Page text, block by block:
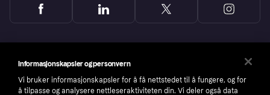
Informasjonskapsler og personvern
Vi bruker informasjonskapsler for å få nettstedet til å fungere, og for
å tilpasse og analysere nettleseraktiviteten din. Vi deler også data